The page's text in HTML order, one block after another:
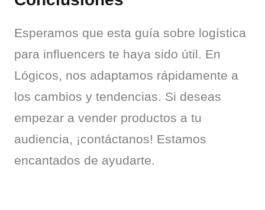
Esperamos que esta guía sobre logística
para influencers te haya sido útil. En
Lógicos, nos adaptamos rápidamente a
los cambios y tendencias. Si deseas
empezar a vender productos a tu
audiencia, ¡contáctanos! Estamos
encantados de ayudarte.